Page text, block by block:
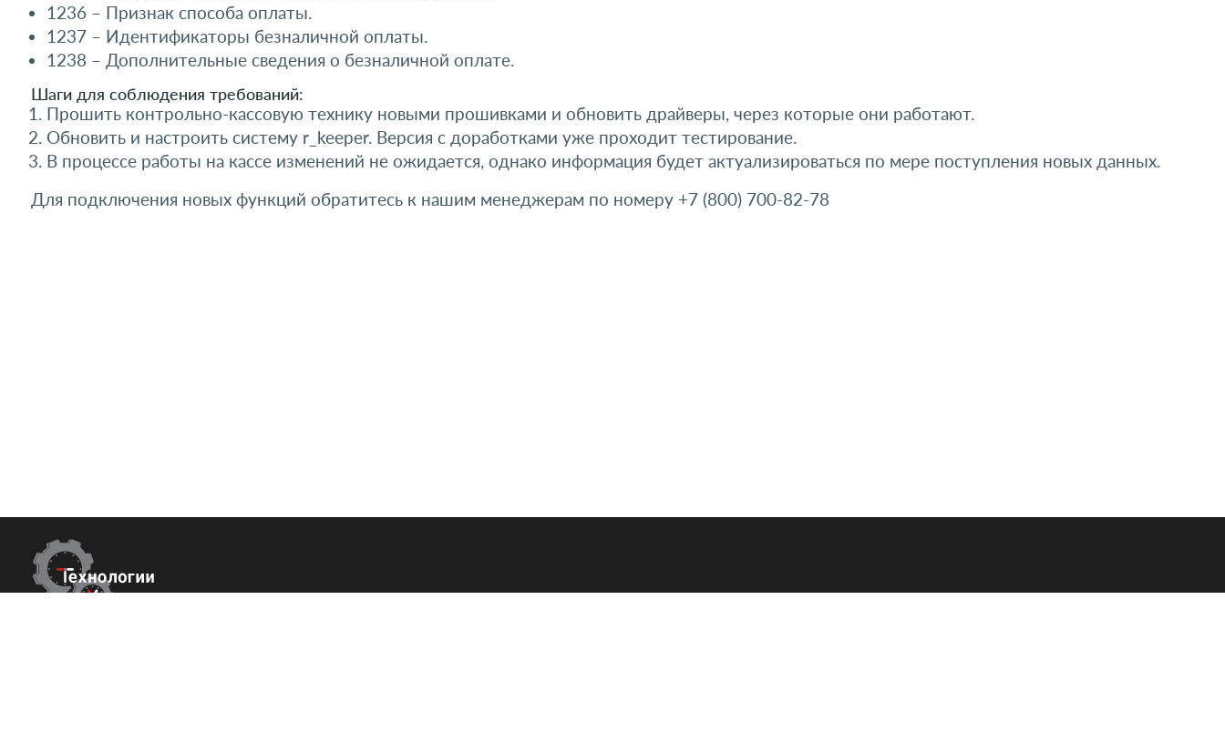
1236 – Признак способа оплаты.
1237 – Идентификаторы безналичной оплаты.
1238 – Дополнительные сведения о безналичной оплате.
Шаги для соблюдения требований:
Прошить контрольно-кассовую технику новыми прошивками и обновить драйверы, через которые они работают.
Обновить и настроить систему r_keeper. Версия с доработками уже проходит тестирование.
В процессе работы на кассе изменений не ожидается, однако информация будет актуализироваться по мере поступления новых данных.
Для подключения новых функций обратитесь к нашим менеджерам по номеру +7 (800) 700-82-78